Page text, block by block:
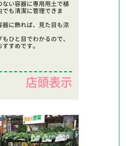
ない容器に専用用土で植
でも清潔に管理できま
器に飾れば、見た目も涼
ひと目でわかるので、
すめです。
店頭表示